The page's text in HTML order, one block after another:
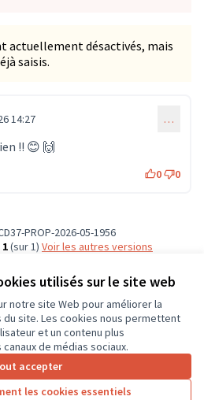
utilisés sur le site web
notre site Web pour améliorer la
site. Les cookies nous permettent
et un contenu plus
de médias sociaux.
accepter
les cookies essentiels
actuellement désactivés, mais
saisis.
commentaire 1910)
14:27 …
!! 😊 🙌
0 0
PROP-2026-05-1956
(sur 1)
voir les autres versions